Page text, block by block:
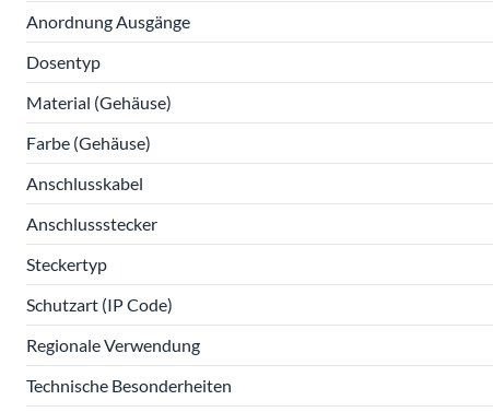
Anordnung Ausgänge
Dosentyp
Material (Gehäuse)
Farbe (Gehäuse)
Anschlusskabel
Anschlussstecker
Steckertyp
Schutzart (IP Code)
Regionale Verwendung
Technische Besonderheiten